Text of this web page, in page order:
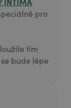
pro
tím
bude lépe